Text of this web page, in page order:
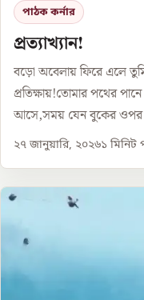
পাঠক কর্নার
প্রত্যাখ্যান!
বড়ো অবেলায় ফিরে এলে
প্রতিক্ষায়!তোমার পথের
আসে,সময় যেন বুকের ওপর
২৭ জানুয়ারি, ২০২৬১ মিনিট